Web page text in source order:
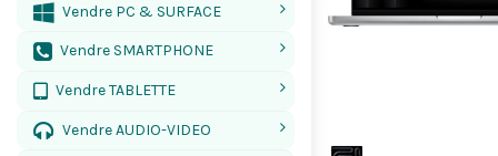
Vendre PC & SURFACE
Vendre SMARTPHONE
Vendre TABLETTE
Vendre AUDIO-VIDEO